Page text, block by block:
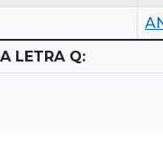
LETRA Q: